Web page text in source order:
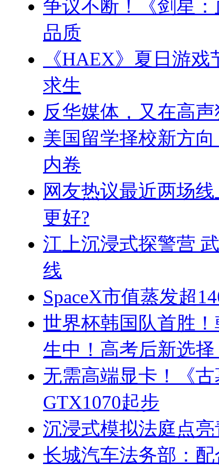
争议不断！《剑星
品质
《HAEX》夏日游
求生
反华媒体，又在高
美国留学择校新方
内卷
网友热议最近两场
更好?
江上沉浸式探警营
线
SpaceX市值蒸发超
世界杯韩国队首胜
生中！高考后新选
无需高端显卡！《
GTX1070起步
沉浸式模拟法庭点
长城汽车法务部：